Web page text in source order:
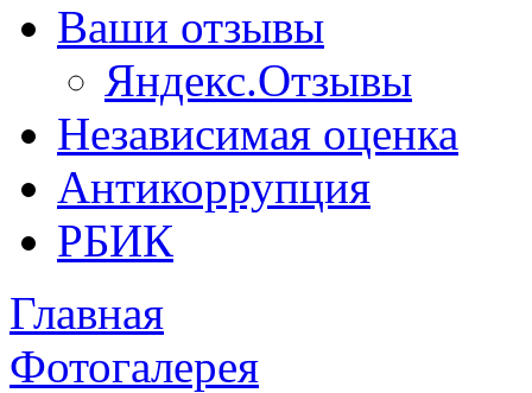
Ваши отзывы
Яндекс.Отзывы
Независимая оценка
Антикоррупция
РБИК
Главная
Фотогалерея